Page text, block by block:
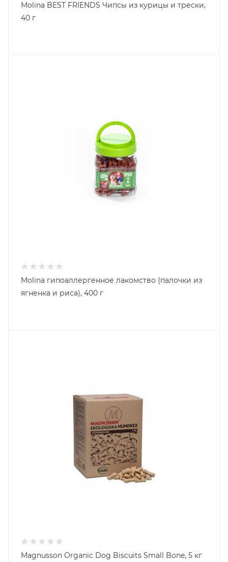
Molina BEST FRIENDS Чипсы из курицы и трески,
40 г
Molina гипоаллергенное лакомство (палочки из
ягненка и риса), 400 г
Magnusson Organic Dog Biscuits Small Bone, 5 кг